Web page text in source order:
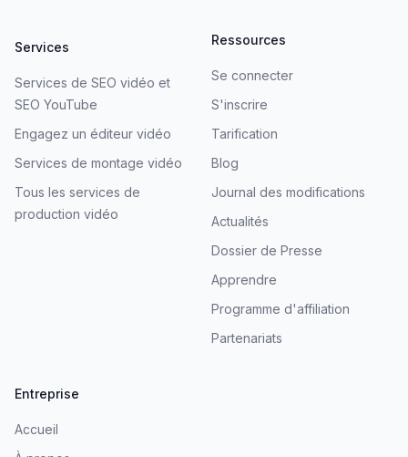
Services
Services de SEO vidéo et
SEO YouTube
Engagez un éditeur vidéo
Services de montage vidéo
Tous les services de
production vidéo
Ressources
Se connecter
S'inscrire
Tarification
Blog
Journal des modifications
Actualités
Dossier de Presse
Apprendre
Programme d'affiliation
Partenariats
Entreprise
Accueil